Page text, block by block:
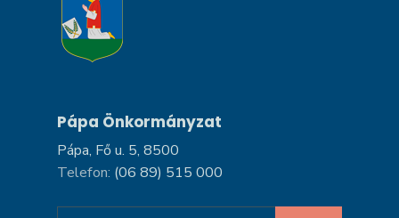
Pápa Önkormányzat
Pápa, Fő u. 5, 8500
Telefon: (06 89) 515 000